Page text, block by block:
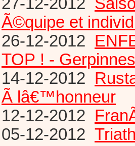
Ã©quipe et
26-12-2012
TOP ! - Gerpinnes
14-12-2012
Ã lâ€™honneur
12-12-2012
05-12-2012